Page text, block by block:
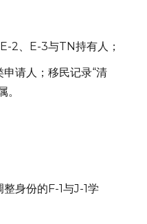
2、E-3与TN持有人；
请人；移民记录“清
。
身份的F-1与J-1学